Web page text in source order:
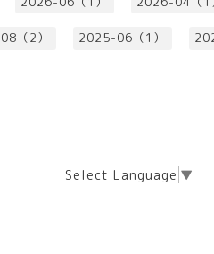
（2） 2025-06（1）
Select Language ▼